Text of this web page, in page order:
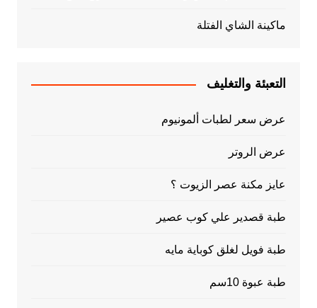
ماكينة الشاي الفتلة
التعبئة والتغليف
عرض سعر لطبات ألمونيوم
عرض الروتر
عايز مكنة عصر الزيوت ؟
طبة قصدير علي كوب عصير
طبة فويل لغلق كوباية مايه
طبة عبوة 10سم